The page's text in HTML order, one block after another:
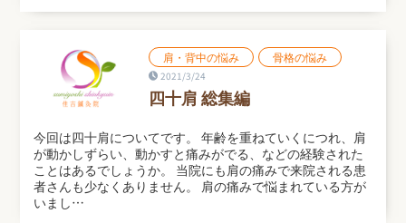
肩・背中の悩み 骨格の悩み
2021/3/24
四十肩 総集編
今回は四十肩についてです。 年齢を重ねていくにつれ、肩
が動かしずらい、動かすと痛みがでる、などの経験された
ことはあるでしょうか。 当院にも肩の痛みで来院される患
者さんも少なくありません。 肩の痛みで悩まれている方が
いまし…